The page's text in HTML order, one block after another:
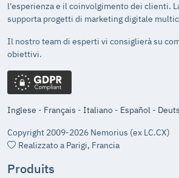
l'esperienza e il coinvolgimento dei clienti.
supporta progetti di marketing digitale
Il nostro team di esperti vi consiglierà su
obiettivi.
Inglese - Français - Italiano - Español -
Copyright 2009-2026 Nemorius (ex LC.CX)
Realizzato a Parigi, Francia
Produits